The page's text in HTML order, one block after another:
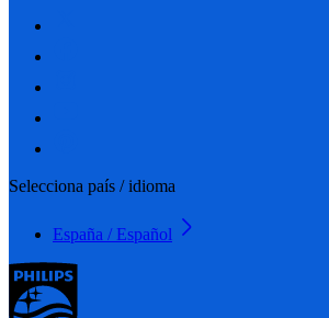
Selecciona país / idioma
España / Español